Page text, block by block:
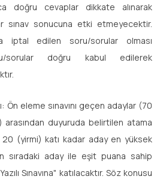
doğru cevaplar dikkate alınarak
sınav sonucuna etki etmeyecektir.
iptal edilen soru/sorular olması
sorular doğru kabul edilerek
Ön eleme sınavını geçen adaylar (70
duyuruda belirtilen atama
20 (yirmi) katı kadar aday en yüksek
sıradaki aday ile eşit puana sahip
Sınavına" katılacaktır. Söz konusu